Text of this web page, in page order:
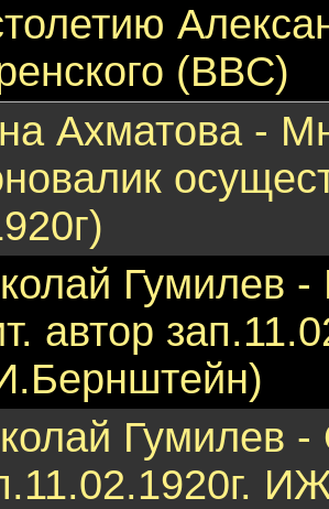
(BBC)
Ахматова -
Гумилев -
автор
Гумилев -